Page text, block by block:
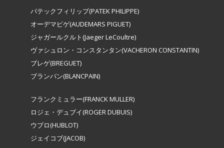
パテックフィリップ(PATEK PHILIPPE)
オーデマピゲ(AUDEMARS PIGUET)
ジャガールクルト(Jaeger LeCoultre)
ヴァシュロン・コンスタンタン(VACHERON CONSTANTIN)
ブレゲ(BREGUET)
ブランパン(BLANCPAIN)
フランクミュラー(FRANCK MULLER)
ロジェ・デュブイ(ROGER DUBUIS)
ウブロ(HUBLOT)
ジェイコブ(JACOB)